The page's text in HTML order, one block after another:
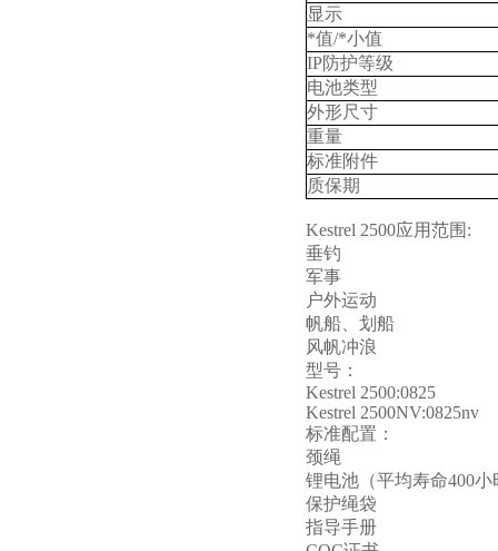
显示
*值/*小值
IP防护等级
电池类型
外形尺寸
重量
标准附件
质保期
Kestrel 2500应用范围 :
垂钓
军事
户外运动
帆船、划船
风帆冲浪
型号：
Kestrel 2500:0825
Kestrel 2500NV:0825nv
标准配置：
颈绳
锂电池（平均寿命400小
保护绳袋
指导手册